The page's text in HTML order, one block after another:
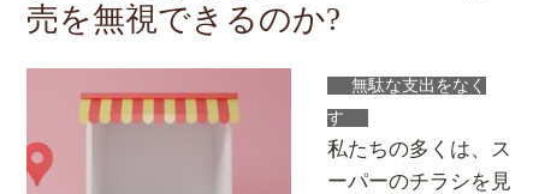
売を無視できるのか?
無駄な支出をなく
す
私たちの多くは、ス
ーパーのチラシを見